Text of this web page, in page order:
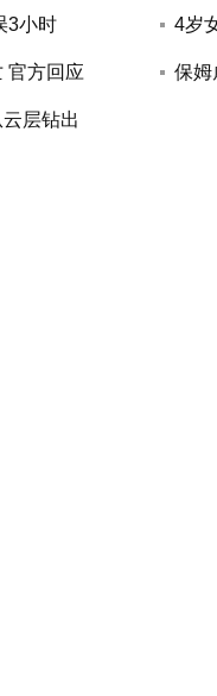
3小时
官方回应
层钻出
4岁
保姆